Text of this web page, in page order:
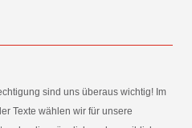
sind uns überaus wichtig! Im
Texte wählen wir für unsere